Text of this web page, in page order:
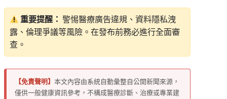
重要提醒： 警惕醫療廣告違規、資料隱私洩
露、倫理爭議等風險。在發布前務必進行全面審
查。
【免責聲明】 本文內容由系統自動彙整自公開新聞來源，
僅供一般健康資訊參考，不構成醫療診斷、治療或專業建